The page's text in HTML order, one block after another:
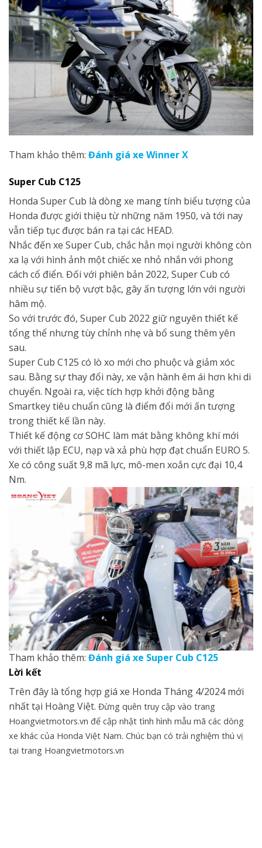
Tham khảo thêm: Đánh giá xe Winner X
Super Cub C125
Honda Super Cub là dòng xe mang tính biểu tượng của
Honda được giới thiệu từ những năm 1950, và tới nay
vẫn tiếp tục được bán ra tại các HEAD.
Nhắc đến xe Super Cub, chắc hẳn mọi người không còn
xa lạ với hình ảnh một chiếc xe nhỏ nhắn với phong
cách cổ điển. Đối với phiên bản 2022, Super Cub có
nhiều sự tiến bộ vượt bậc, gây ấn tượng lớn với người
hâm mộ.
So với trước đó, Super Cub 2022 giữ nguyên thiết kế
tổng thể nhưng tùy chỉnh nhẹ và bổ sung thêm yên
sau.
Super Cub C125 có lò xo mới cho phuộc và giảm xóc
sau. Bằng sự thay đổi này, xe vận hành êm ái hơn khi di
chuyển. Ngoài ra, việc tích hợp khởi động bằng
Smartkey tiêu chuẩn cũng là điểm đổi mới ấn tượng
trong thiết kế lần này.
Thiết kế động cơ SOHC làm mát bằng không khí mới
với thiết lập ECU, nạp và xả phù hợp đạt chuẩn EURO 5.
Xe có công suất 9,8 mã lực, mô-men xoắn cực đại 10,4
Nm.
Tham khảo thêm: Đánh giá xe Super Cub C125
Lời kết
Trên đây là tổng hợp giá xe Honda Tháng 4/2024 mới
nhất tại Hoàng Việt. Đừng quên truy cập vào trang
Hoangvietmotors.vn để cập nhật tình hình mẫu mã các dòng
xe khác của Honda Việt Nam. Chúc bạn có trải nghiệm thú vị
tại trang Hoangvietmotors.vn